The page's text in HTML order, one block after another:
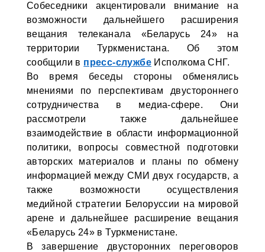
Собеседники акцентировали внимание на
возможности дальнейшего расширения
вещания телеканала «Беларусь 24» на
территории Туркменистана. Об этом
сообщили в пресс-службе Исполкома СНГ.
Во время беседы стороны обменялись
мнениями по перспективам двустороннего
сотрудничества в медиа-сфере. Они
рассмотрели также дальнейшее
взаимодействие в области информационной
политики, вопросы совместной подготовки
авторских материалов и планы по обмену
информацией между СМИ двух государств, а
также возможности осуществления
медийной стратегии Белоруссии на мировой
арене и дальнейшее расширение вещания
«Беларусь 24» в Туркменистане.
В завершение двусторонних переговоров